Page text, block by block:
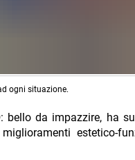
ogni situazione.
: bello da impazzire, ha
estetico-